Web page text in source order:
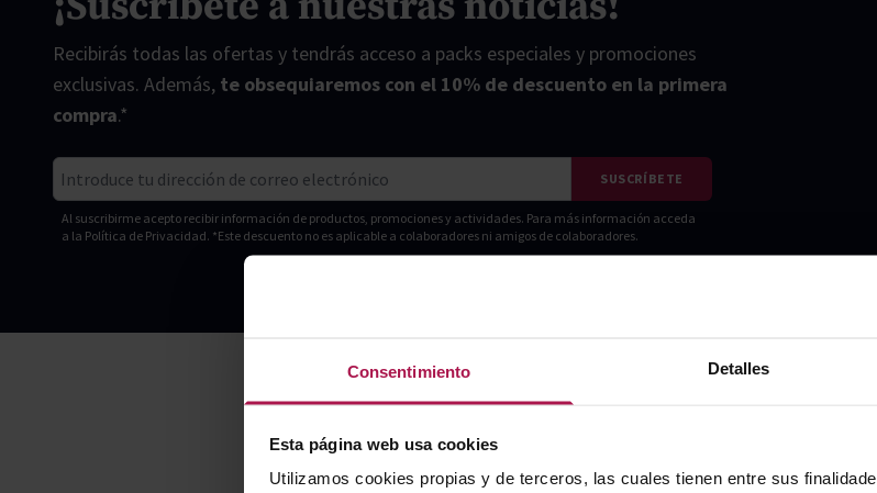
Consentimiento Detalles
Esta página web usa cookies
Utilizamos cookies propias y de terceros, las cuales tienen entre sus
Recibirás todas las ofertas y tendrás acceso a packs especiales y promociones
exclusivas. Además, te obsequiaremos con el 10% de descuento en la primera
compra.*
SUSCRÍBETE
Al suscribirme acepto recibir información de productos, promociones y actividades. Para más información acceda
a la Política de Privacidad. *Este descuento no es aplicable a colaboradores ni amigos de colaboradores.